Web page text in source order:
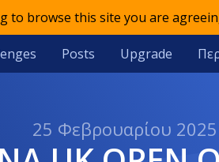
to browse this site you are
Posts Upgrade
25 Φεβρουαρίου 2025